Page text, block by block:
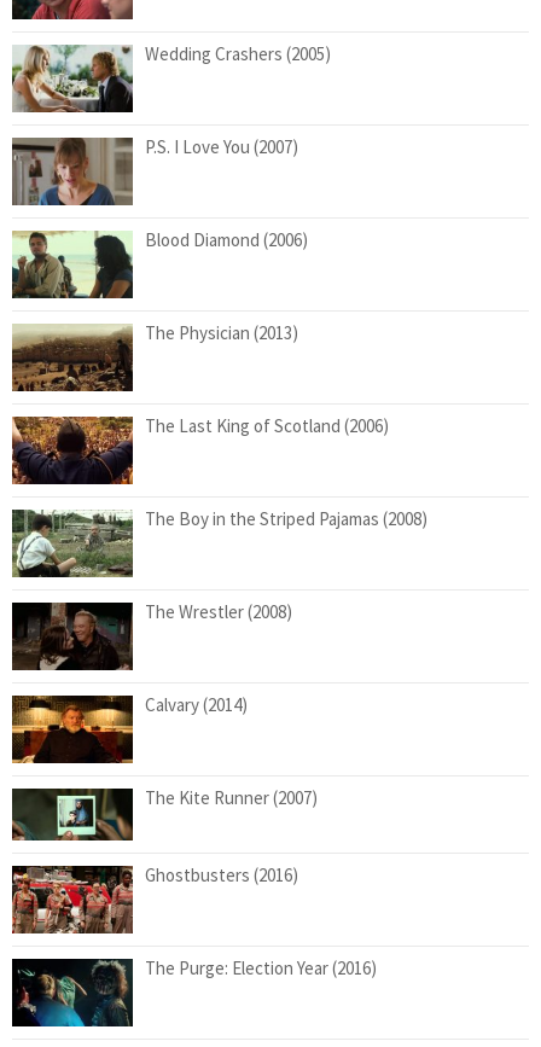
Wedding Crashers (2005)
P.S. I Love You (2007)
Blood Diamond (2006)
The Physician (2013)
The Last King of Scotland (2006)
The Boy in the Striped Pajamas (2008)
The Wrestler (2008)
Calvary (2014)
The Kite Runner (2007)
Ghostbusters (2016)
The Purge: Election Year (2016)